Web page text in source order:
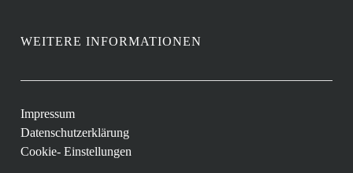
WEITERE INFORMATIONEN
Impressum
Datenschutzerklärung
Cookie- Einstellungen